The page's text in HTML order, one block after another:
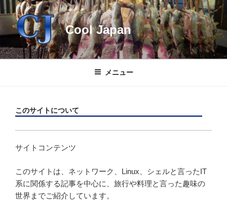
コ
ン
ツ
Cool Japan
メニュー
このサイトについて
サイトコンテンツ
このサイトは、ネットワーク、Linux、シェルと言ったIT
系に関係する記事を中心に、旅行や料理と言った趣味の
世界までご紹介しています。